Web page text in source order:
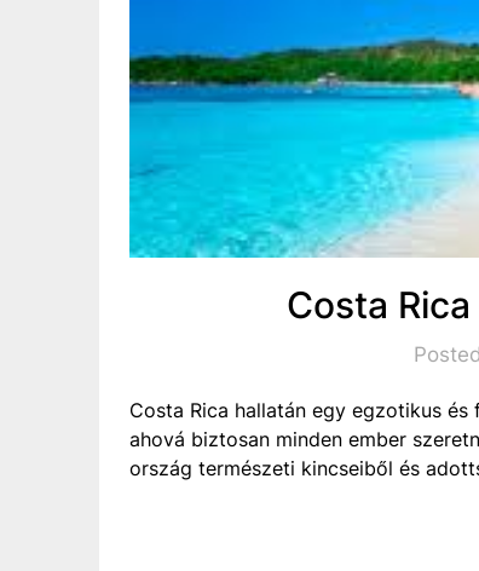
Costa
Costa Rica hallatán egy egzotikus
ahová biztosan minden ember
ország természeti kincseiből és